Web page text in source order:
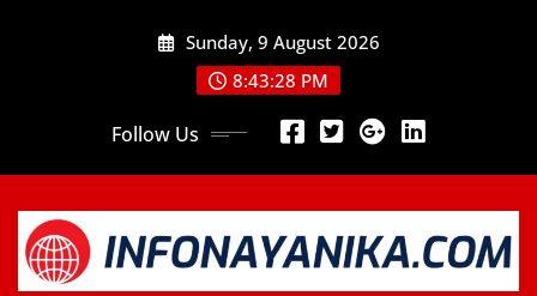
Sunday, 9 August 2026
8:43:29 PM
Follow Us